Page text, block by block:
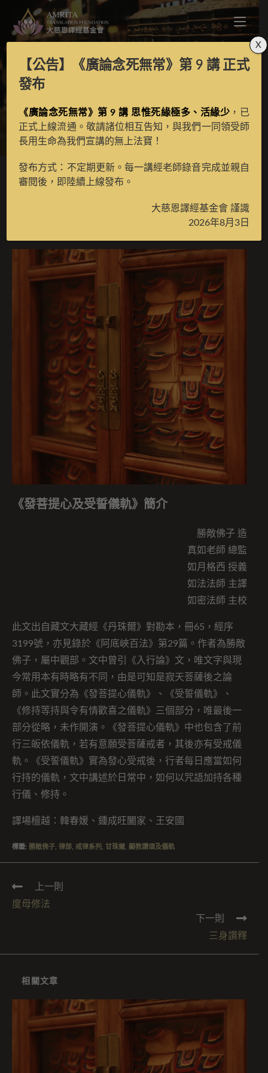
發菩提心及受誓儀軌
> 月光藏 > 譯場檀越名錄
發菩提心及受誓儀軌
《發菩提心及受誓儀軌》簡介
勝敵佛子 造
真如老師 總監
如月格西 授義
如法法師 主譯
如密法師 主校
此文出自藏文大藏經《丹珠爾》對勘本，冊65，經序
3199號，亦見錄於《阿底峽百法》第29篇。作者為勝敵
佛子，屬中觀部。文中曾引《入行論》文，唯文字與現
今常用本有時略有不同，由是可知是寂天菩薩後之論
師。此文實分為《發菩提心儀軌》、《受誓儀軌》、
《修持等持與令有情歡喜之儀軌》三個部分，唯最後一
部分從略，未作開演。《發菩提心儀軌》中也包含了前
行三皈依儀軌，若有意願受菩薩戒者，其後亦有受戒儀
軌。《受誓儀軌》實為發心受戒後，行者每日應當如何
行持的儀軌，文中講述於日常中，如何以咒語加持各種
行儀、修持。
譯場檀越：韓春媛、鍾成旺闔家、王安國
標籤: 勝敵佛子 律部 戒律系列 甘珠爾 顯教讚頌及儀軌
上一則
度母修法
下一則
三身讚釋
相關文章
【公告】 《廣論念死無常》第 9 講正式
發布
《廣論念死無常》第 9 講 思惟死緣極多、活緣少 ，已
正式上線流通。敬請諸位相互告知，與我們一同領受師
長用生命為我們宣講的無上法寶！
發布方式：不定期更新。每一講經老師錄音完成並親自
審閱後，即陸續上線發布。
大慈恩譯經基金會 謹識
2026年8月3日
X